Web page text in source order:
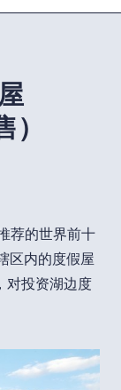
荐的世界前十
区内的度假屋
投资湖边度